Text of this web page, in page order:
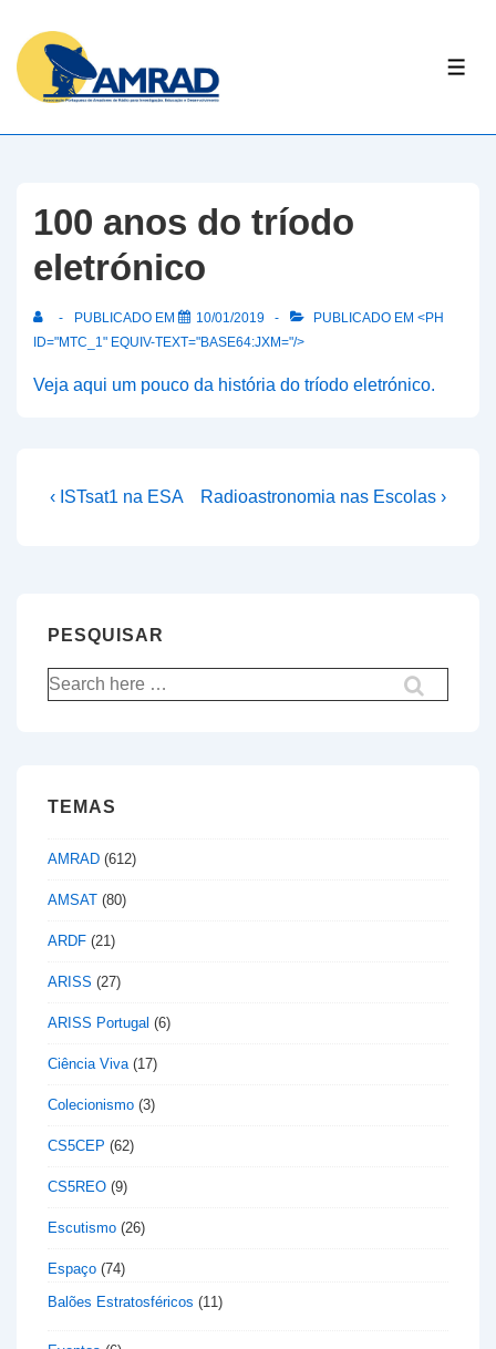
Skip
Content
100 anos do tríodo
eletrónico
PUBLICADO EM 10/01/2019
PUBLICADO EM <PH
ID="MTC_1" EQUIV-TEXT="BASE64:JXM="/>
Veja aqui um pouco da história do tríodo eletrónico.
Navegação
Previous
‹ ISTsat1 na ESA
Next
Radioastronomia nas Escolas ›
PESQUISAR
Pesquisar
por:
TEMAS
AMRAD (612)
AMSAT (80)
ARDF (21)
ARISS (27)
ARISS Portugal (6)
Ciência Viva(17)
Colecionismo (3)
CS5CEP (62)
CS5REO (9)
Escutismo (26)
Espaço (74)
Balões Estratosféricos (11)